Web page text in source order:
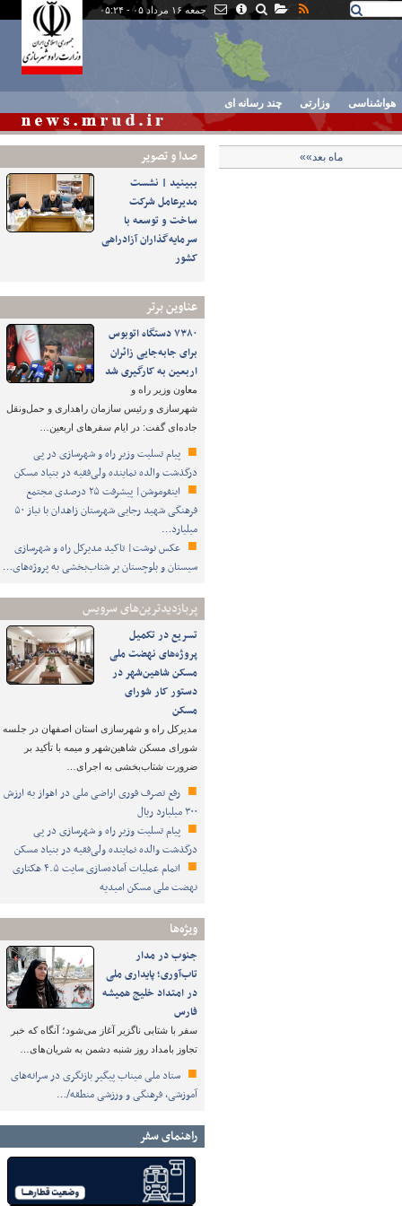
جمعه ۱۶ مرداد ۰۵ - ۰۵:۲۴
هواشناسی وزارتی چند رسانه ای
صدا و تصوير
ببینید | نشست
مدیرعامل شرکت
ساخت و توسعه با
سرمایه‌گذاران آزادراهی
کشور
عناوین برتر
۷۳۸۰ دستگاه اتوبوس
برای جابه‌جایی زائران
اربعین به‌ کارگیری شد
معاون وزیر راه و
شهرسازی و رئیس سازمان راهداری و حمل‌ونقل
جاده‌ای گفت: در ایام سفرهای اربعین…
پیام تسلیت وزیر راه و شهرسازی در پی
درگذشت والده نماینده ولی‌فقیه در بنیاد مسکن
اینفوموشن| پیشرفت ۲۵ درصدی مجتمع
فرهنگی شهید رجایی شهرستان زاهدان با نیاز ۵۰
میلیارد…
عکس نوشت| تاکید مدیرکل راه و شهرسازی
سیستان و بلوچستان بر شتاب‌بخشی به پروژه‌های…
پربازدیدترین‌های سرویس
تسریع در تکمیل
پروژه‌های نهضت ملی
مسکن شاهین‌شهر در
دستور کار شورای
مسکن
مدیرکل راه و شهرسازی استان اصفهان در جلسه
شورای مسکن شاهین‌شهر و میمه با تأکید بر
ضرورت شتاب‌بخشی به اجرای…
رفع تصرف فوری اراضی ملی در اهواز به ارزش
۳۰۰ میلیارد ریال
پیام تسلیت وزیر راه و شهرسازی در پی
درگذشت والده نماینده ولی‌فقیه در بنیاد مسکن
اتمام عملیات آماده‌سازی سایت ۴.۵ هکتاری
نهضت ملی مسکن امیدیه
ویژه‌ها
جنوب در مدار
تاب‌آوری؛ پایداری ملی
در امتداد خلیج همیشه
فارس
سفر با شتابی ناگزیر آغاز می‌شود؛ آنگاه که خبر
تجاوز بامداد روز شنبه دشمن به شریان‌های…
ستاد ملی میناب پیگیر بازنگری در سرانه‌های
آموزشی، فرهنگی و ورزشی منطقه/…
راهنمای سفر
ماه بعد»»